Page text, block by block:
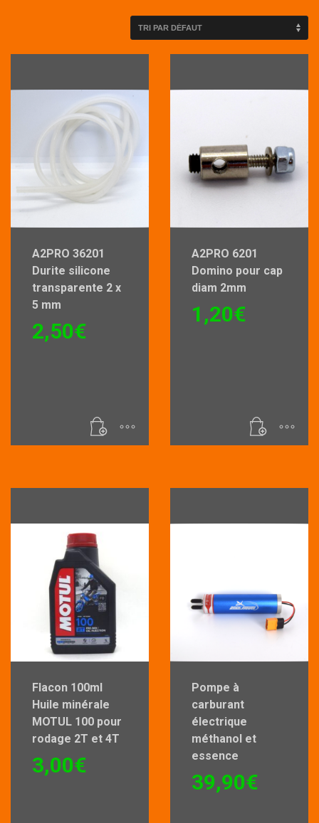
A2PRO 36201
Durite silicone
transparente 2 x
5 mm
2,50€
A2PRO 6201
Domino pour cap
diam 2mm
1,20€
Flacon 100ml
Huile minérale
MOTUL 100 pour
rodage 2T et 4T
3,00€
Pompe à
carburant
électrique
méthanol et
essence
39,90€